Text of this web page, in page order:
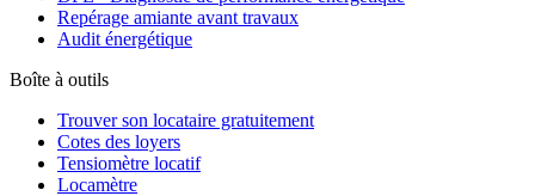
Repérage amiante avant travaux
Audit énergétique
Boîte à outils
Trouver son locataire gratuitement
Cotes des loyers
Tensiomètre locatif
Locamètre